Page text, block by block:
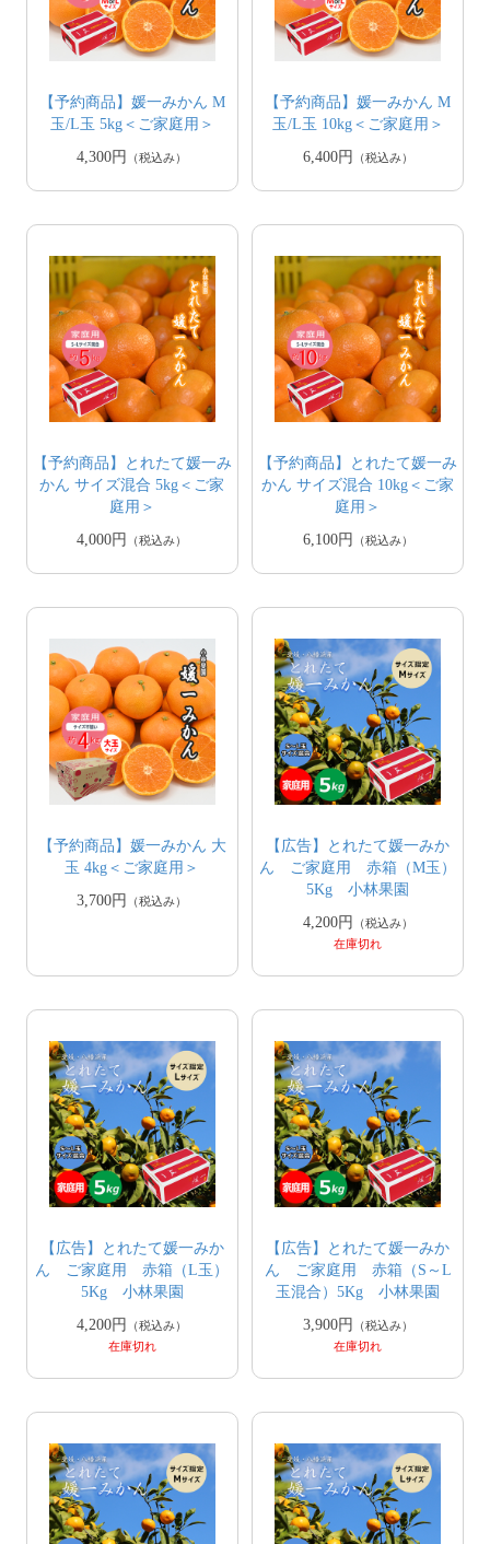
【予約商品】媛一みかん M
玉/L玉 5kg＜ご家庭用＞
4,300円
（税込み）
【予約商品】媛一みかん M
玉/L玉 10kg＜ご家庭用＞
6,400円
（税込み）
【予約商品】とれたて媛一み
かん サイズ混合 5kg＜ご家
庭用＞
4,000円
（税込み）
【予約商品】とれたて媛一み
かん サイズ混合 10kg＜ご家
庭用＞
6,100円
（税込み）
【予約商品】媛一みかん 大
玉 4kg＜ご家庭用＞
3,700円
（税込み）
【広告】とれたて媛一みか
ん ご家庭用 赤箱（M玉）
5Kg 小林果園
4,200円
（税込み）
在庫切れ
【広告】とれたて媛一みか
ん ご家庭用 赤箱（L玉）
5Kg 小林果園
4,200円
（税込み）
在庫切れ
【広告】とれたて媛一みか
ん ご家庭用 赤箱（S～L
玉混合）5Kg 小林果園
3,900円
（税込み）
在庫切れ